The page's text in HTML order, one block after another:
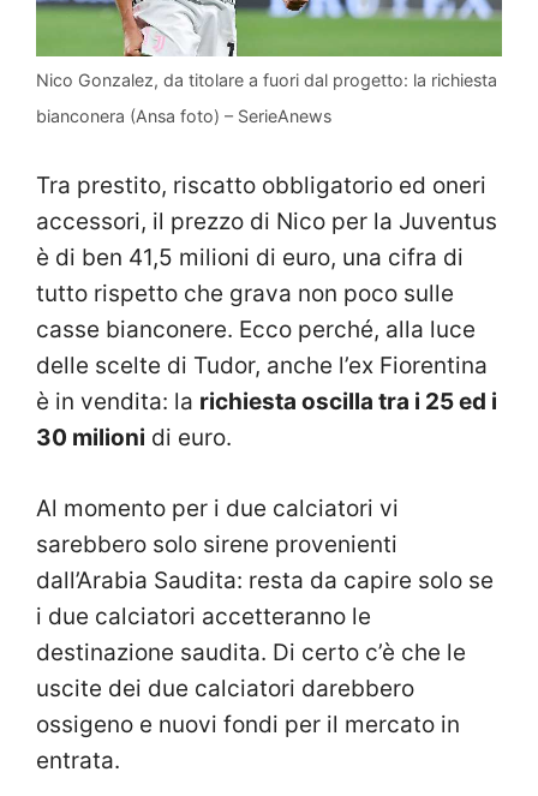
Nico Gonzalez, da titolare a fuori dal progetto: la richiesta
bianconera (Ansa foto) – SerieAnews
Tra prestito, riscatto obbligatorio ed oneri
accessori, il prezzo di Nico per la Juventus
è di ben 41,5 milioni di euro, una cifra di
tutto rispetto che grava non poco sulle
casse bianconere. Ecco perché, alla luce
delle scelte di Tudor, anche l’ex Fiorentina
è in vendita: la richiesta oscilla tra i 25 ed i
30 milioni di euro.
Al momento per i due calciatori vi
sarebbero solo sirene provenienti
dall’Arabia Saudita: resta da capire solo se
i due calciatori accetteranno le
destinazione saudita. Di certo c’è che le
uscite dei due calciatori darebbero
ossigeno e nuovi fondi per il mercato in
entrata.